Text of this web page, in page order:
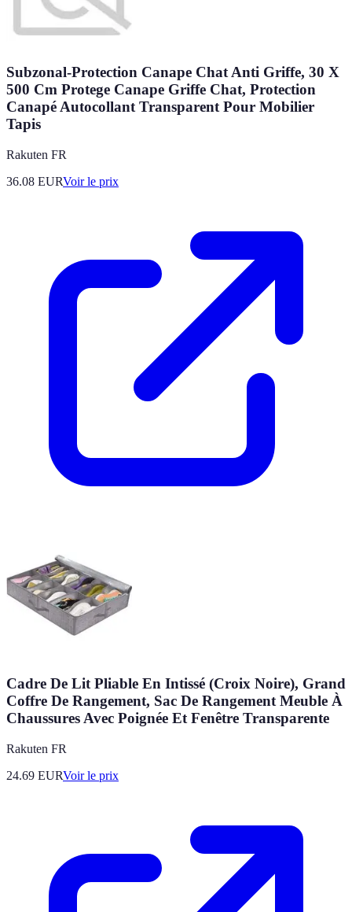
Subzonal-Protection Canape Chat Anti Griffe, 30 X
500 Cm Protege Canape Griffe Chat, Protection
Canapé Autocollant Transparent Pour Mobilier
Tapis
Rakuten FR
36.08 EURVoir le prix
Cadre De Lit Pliable En Intissé (Croix Noire), Grand
Coffre De Rangement, Sac De Rangement Meuble À
Chaussures Avec Poignée Et Fenêtre Transparente
Rakuten FR
24.69 EURVoir le prix